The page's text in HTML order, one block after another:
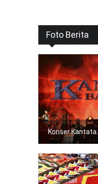
Foto Berita
Konser Kantata...